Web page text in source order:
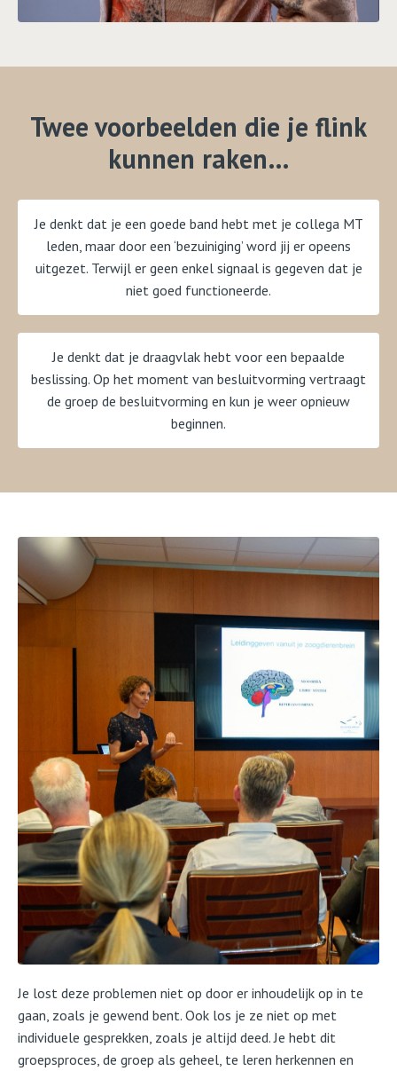
Twee voorbeelden die je flink
kunnen raken…
Je denkt dat je een goede band hebt met je collega MT
leden, maar door een ‘bezuiniging’ word jij er opeens
uitgezet. Terwijl er geen enkel signaal is gegeven dat je
niet goed functioneerde.
Je denkt dat je draagvlak hebt voor een bepaalde
beslissing. Op het moment van besluitvorming vertraagt
de groep de besluitvorming en kun je weer opnieuw
beginnen.
Je lost deze problemen niet op door er inhoudelijk op in te
gaan, zoals je gewend bent. Ook los je ze niet op met
individuele gesprekken, zoals je altijd deed. Je hebt dit
groepsproces, de groep als geheel, te leren herkennen en